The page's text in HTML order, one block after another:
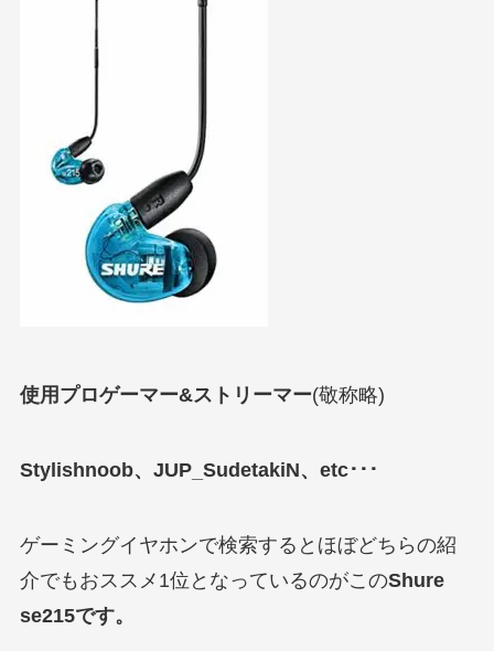
使用プロゲーマー&ストリーマー(敬称略)
Stylishnoob、JUP_SudetakiN、etc･･･
ゲーミングイヤホンで検索するとほぼどちらの紹
介でもおススメ1位となっているのがこのShure
se215です。